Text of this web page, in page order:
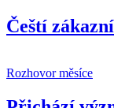
Čeští
Rozhovor měsíce